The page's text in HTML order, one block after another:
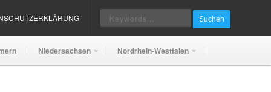
Suchen
Niedersachsen Nordrhein-Westfalen